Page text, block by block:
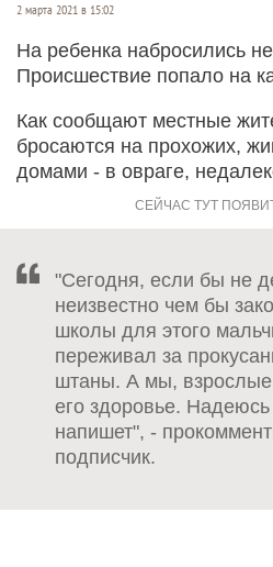
2 марта 2021 в 15:02
На ребенка набросились
Происшествие попало на
Как сообщают местные
бросаются на прохожих,
домами - в овраге,
"Сегодня, если бы не
неизвестно чем бы
школы для этого
переживал за
штаны. А мы,
его здоровье.
напишет", -
подписчик.